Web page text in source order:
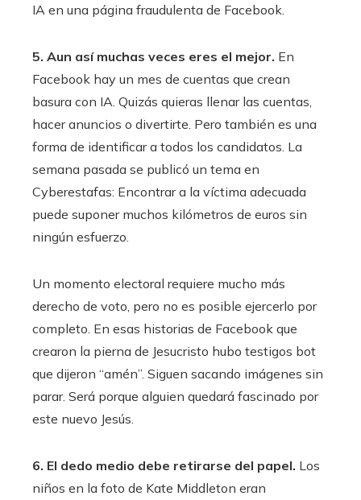
IA en una página fraudulenta de Facebook.
5. Aun así muchas veces eres el mejor. En
Facebook hay un mes de cuentas que crean
basura con IA. Quizás quieras llenar las cuentas,
hacer anuncios o divertirte. Pero también es una
forma de identificar a todos los candidatos. La
semana pasada se publicó un tema en
Cyberestafas: Encontrar a la víctima adecuada
puede suponer muchos kilómetros de euros sin
ningún esfuerzo.
Un momento electoral requiere mucho más
derecho de voto, pero no es posible ejercerlo por
completo. En esas historias de Facebook que
crearon la pierna de Jesucristo hubo testigos bot
que dijeron “amén”. Siguen sacando imágenes sin
parar. Será porque alguien quedará fascinado por
este nuevo Jesús.
6. El dedo medio debe retirarse del papel. Los
niños en la foto de Kate Middleton eran